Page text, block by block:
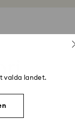
valda landet.